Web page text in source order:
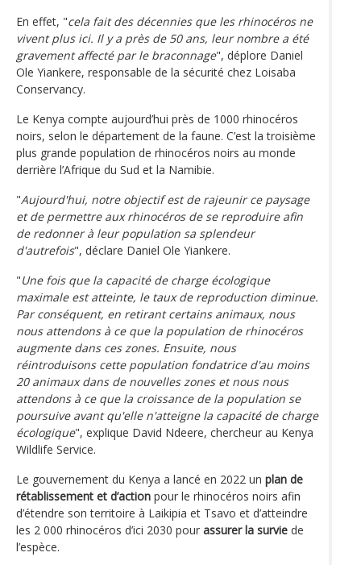
En effet, "cela fait des décennies que les rhinocéros ne
vivent plus ici. Il y a près de 50 ans, leur nombre a été
gravement affecté par le braconnage", déplore Daniel
Ole Yiankere, responsable de la sécurité chez Loisaba
Conservancy.
Le Kenya compte aujourd’hui près de 1000 rhinocéros
noirs, selon le département de la faune. C’est la troisième
plus grande population de rhinocéros noirs au monde
derrière l’Afrique du Sud et la Namibie.
"Aujourd'hui, notre objectif est de rajeunir ce paysage
et de permettre aux rhinocéros de se reproduire afin
de redonner à leur population sa splendeur
d'autrefois", déclare Daniel Ole Yiankere.
"Une fois que la capacité de charge écologique
maximale est atteinte, le taux de reproduction diminue.
Par conséquent, en retirant certains animaux, nous
nous attendons à ce que la population de rhinocéros
augmente dans ces zones. Ensuite, nous
réintroduisons cette population fondatrice d'au moins
20 animaux dans de nouvelles zones et nous nous
attendons à ce que la croissance de la population se
poursuive avant qu'elle n'atteigne la capacité de charge
écologique", explique David Ndeere, chercheur au Kenya
Wildlife Service.
Le gouvernement du Kenya a lancé en 2022 un plan de
rétablissement et d’action pour le rhinocéros noirs afin
d’étendre son territoire à Laikipia et Tsavo et d’atteindre
les 2 000 rhinocéros d’ici 2030 pour assurer la survie de
l’espèce.